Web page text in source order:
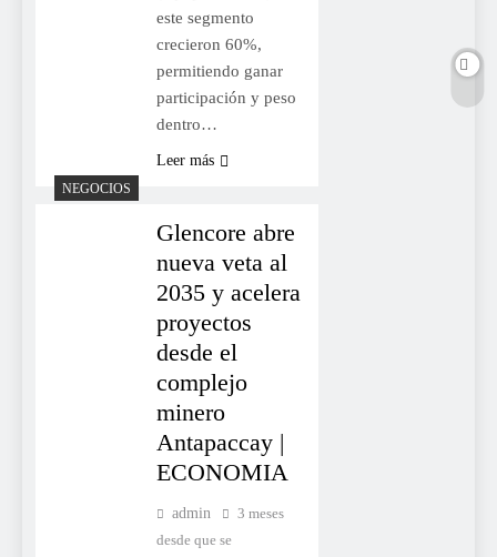
este segmento
crecieron 60%,
permitiendo ganar
participación y peso
dentro…
Leer más
NEGOCIOS
Glencore abre
nueva veta al
2035 y acelera
proyectos
desde el
complejo
minero
Antapaccay |
ECONOMIA
admin
3 meses
desde que se